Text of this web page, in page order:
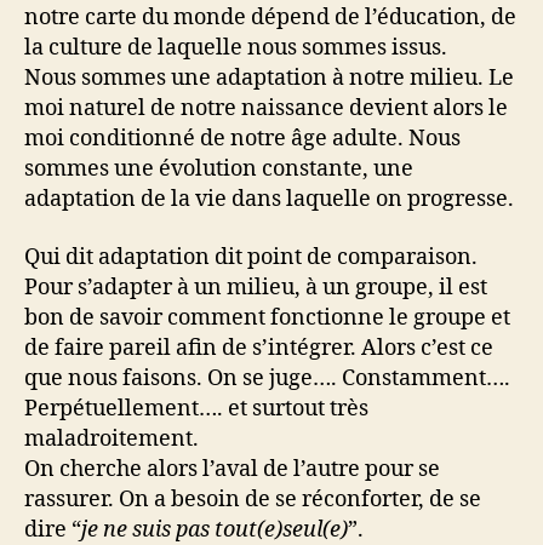
notre carte du monde dépend de l’éducation, de
la culture de laquelle nous sommes issus.
Nous sommes une adaptation à notre milieu. Le
moi naturel de notre naissance devient alors le
moi conditionné de notre âge adulte. Nous
sommes une évolution constante, une
adaptation de la vie dans laquelle on progresse.
Qui dit adaptation dit point de comparaison.
Pour s’adapter à un milieu, à un groupe, il est
bon de savoir comment fonctionne le groupe et
de faire pareil afin de s’intégrer. Alors c’est ce
que nous faisons. On se juge…. Constamment….
Perpétuellement…. et surtout très
maladroitement.
On cherche alors l’aval de l’autre pour se
rassurer. On a besoin de se réconforter, de se
dire “je ne suis pas tout(e)seul(e)”.